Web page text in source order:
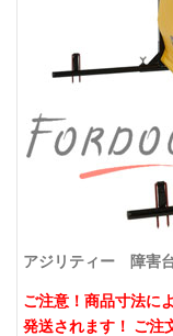
アジリティー 障害
ご注意！商品寸法に
発送されます！ ご注